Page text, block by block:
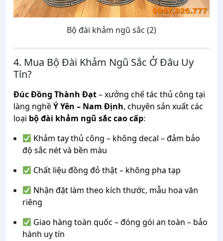
Bộ đài khảm ngũ sắc (2)
4. Mua Bộ Đài Khảm Ngũ Sắc Ở Đâu Uy
Tín?
Đúc Đồng Thành Đạt– xưởng chế tác thủ công tại
làng nghềÝ Yên – Nam Định, chuyên sản xuất các
loại bộ đài khảm ngũ sắc cao cấp:
Khảm tay thủ công – không decal – đảm bảo
độ sắc nét và bền màu
Chất liệu đồng đỏ thật – không pha tạp
Nhận đặt làm theo kích thước, mẫu hoa văn
riêng
Giao hàng toàn quốc – đóng gói an toàn – bảo
hành uy tín